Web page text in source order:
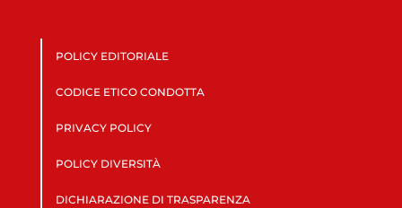
POLICY EDITORIALE
CODICE ETICO CONDOTTA
PRIVACY POLICY
POLICY DIVERSITÀ
DICHIARAZIONE DI TRASPARENZA